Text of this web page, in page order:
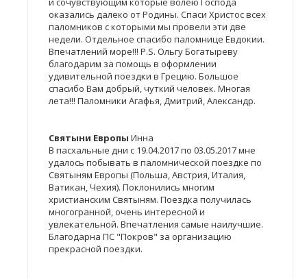
оказались далеко от Родины. Спаси Христос всех
паломников с которыми мы провели эти две
недели. Отдельное спасибо паломнице Евдокии.
Впечатлений море!!! P.S. Ольгу Богатыреву
благодарим за помощь в оформлении
удивительной поездки в Грецию. Большое
спасибо Вам добрый, чуткий человек. Многая
лета!!! Паломники Агафья, Дмитрий, Александр.
Святыни Европы Инна
В пасхальные дни с 19.04.2017 по 03.05.2017 мне
удалось побывать в паломнической поездке по
Святыням Европы (Польша, Австрия, Италия,
Ватикан, Чехия). Поклонились многим
христианским Святыням. Поездка получилась
многогранной, очень интересной и
увлекательной. Впечатления самые наилучшие.
Благодарна ПС "Покров" за организацию
прекрасной поездки.